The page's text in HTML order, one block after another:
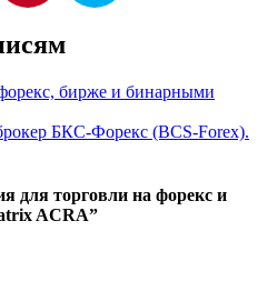
бирже и бинарными
БКС-Форекс (BCS-Forex).
для торговли на форекс и
ACRA”